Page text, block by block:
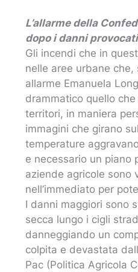
L’allarme della
dopo i danni
Gli incendi che in
nelle aree urbane
allarme Emanuela
drammatico quello
territori, in maniera
immagini che girano
temperature
e necessario un piano
aziende agricole sono
nell’immediato per
I danni maggiori sono
secca lungo i cigli
danneggiando un
colpita e devastata
Pac (Politica Agricola